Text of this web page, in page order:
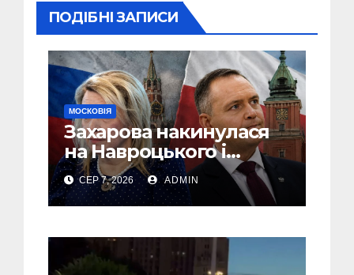
ПОДІБНІ ЗАПИСИ
МОСКОВІЯ
Захарова накинулася
на Навроцького і
заявила, що Польща
зобов’язана
існуванням Сталіну
СЕР 7, 2026 ADMIN